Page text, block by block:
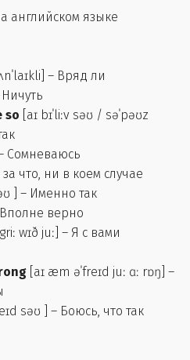
– Вряд ли
Ничуть
so [aɪ bɪˈliːv səʊ / səˈpəʊz
Сомневаюсь
что, ни в коем случае
] – Именно так
Вполне верно
wɪð juː] – Я с вами
[aɪ æm əˈfreɪd juː ɑː rɒŋ] –
səʊ ] – Боюсь, что так